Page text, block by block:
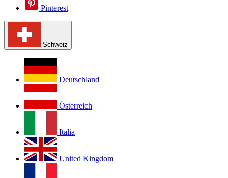
Pinterest
Schweiz
Deutschland
Österreich
Italia
United Kingdom